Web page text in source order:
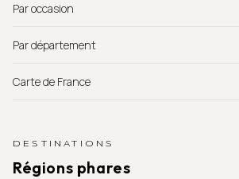
Par occasion
Par département
Carte de France
DESTINATIONS
Régions phares